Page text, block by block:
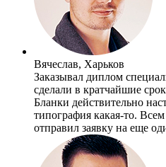
Вячеслав, Харьков
Заказывал диплом
сделали в кратчайшие
Бланки действительно
типография какая-то.
отправил заявку на еще